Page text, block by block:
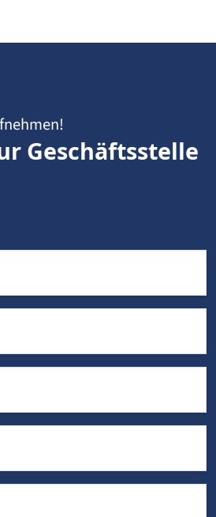
Geschäftsstelle